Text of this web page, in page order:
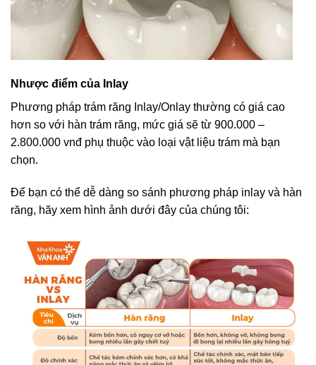
Nhược điểm của Inlay
Phương pháp trám răng Inlay/Onlay thường có giá cao
hơn so với hàn trám răng, mức giá sẽ từ 900.000 –
2.800.000 vnđ phụ thuộc vào loại vật liệu trám mà bạn
chọn.
Để bạn có thể dễ dàng so sánh phương pháp inlay và hàn
răng, hãy xem hình ảnh dưới đây của chúng tôi: